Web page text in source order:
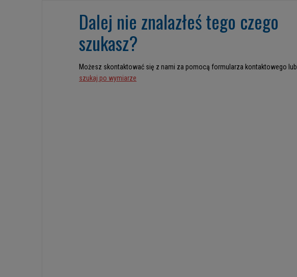
Dalej nie znalazłeś tego czego
szukasz?
Możesz skontaktować się z nami za pomocą formularza kontaktowego lub
szukaj po wymiarze